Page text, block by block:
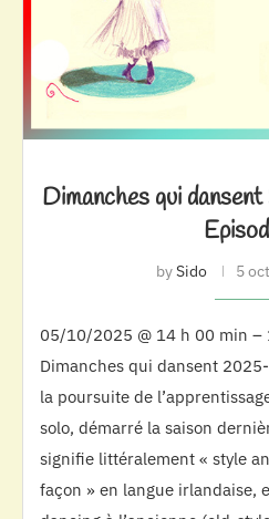
Dimanches qui
bySido 5
05/10/2025 @ 14 h 00 min –
Dimanches qui dansent
la poursuite de
solo, démarré la saison
signifie littéralement « style
façon » en langue irlandaise,